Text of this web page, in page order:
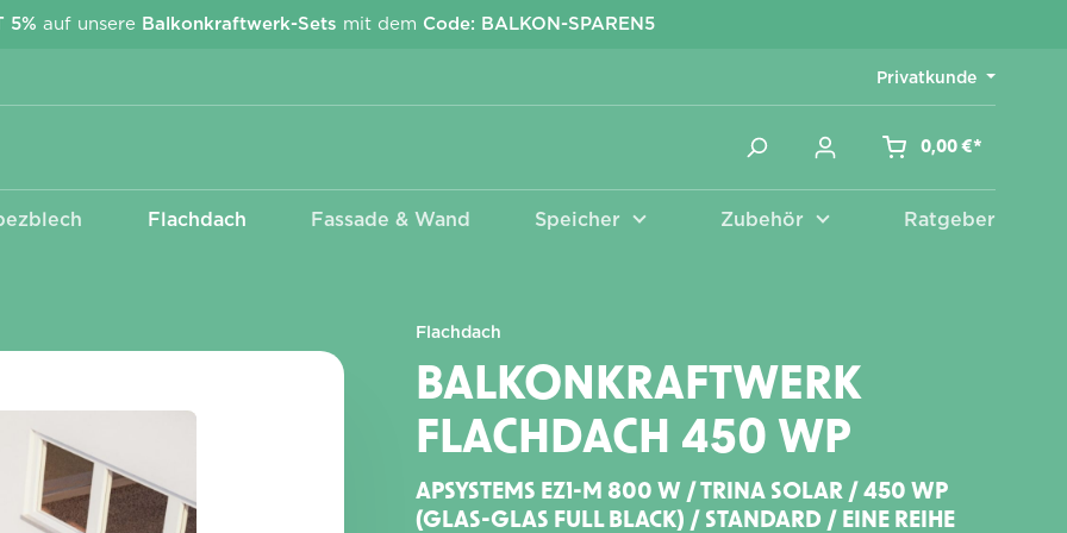
5% auf unsere Balkonkraftwerk-Sets mit dem Code: BALKON-SPAREN5
Privatkunde
0,00 €*
Flachdach Fassade & Wand Speicher Zubehör Ratgeber
DeyeFlachdach
BALKONKRAFTWERK
FLACHDACH 450 WP
APSYSTEMS EZ1-M 800 W / TRINA SOLAR / 450 WP
(GLAS-GLAS FULL BLACK) / STANDARD / EINE REIHE